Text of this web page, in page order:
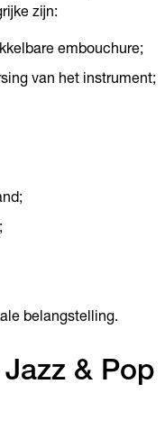
zijn:
embouchure;
van het instrument;
belangstelling.
& Pop